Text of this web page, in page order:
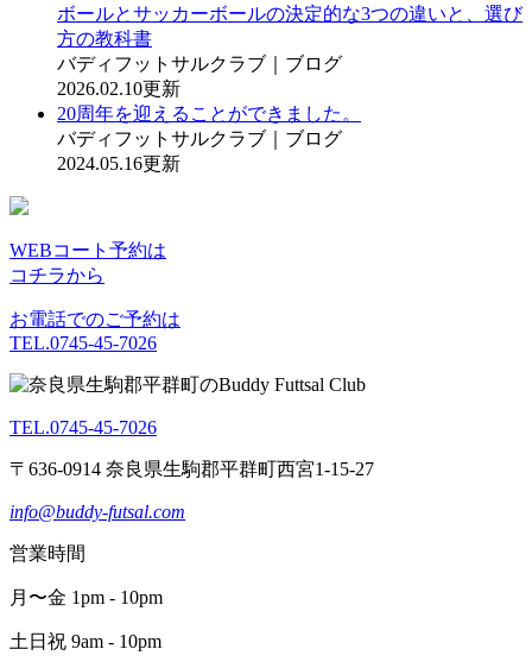
ボールとサッカーボールの決定的な3つの違いと、選び
方の教科書
バディフットサルクラブ｜ブログ
2026.02.10更新
20周年を迎えることができました。
バディフットサルクラブ｜ブログ
2024.05.16更新
WEBコート予約は
コチラから
お電話でのご予約は
TEL.0745-45-7026
TEL.0745-45-7026
〒636-0914 奈良県生駒郡平群町西宮1-15-27
info@buddy-futsal.com
営業時間
月〜金 1pm - 10pm
土日祝 9am - 10pm